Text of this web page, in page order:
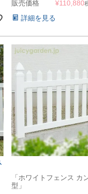
【滋賀・京都・大阪のみ
販売価格 ¥110,880
詳細を見る
「ホワイトフェンス カ
型」